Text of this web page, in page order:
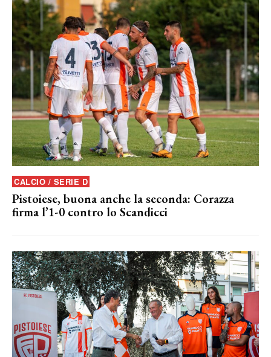
CALCIO / SERIE D
Pistoiese, buona anche la seconda: Corazza
firma l’1-0 contro lo Scandicci